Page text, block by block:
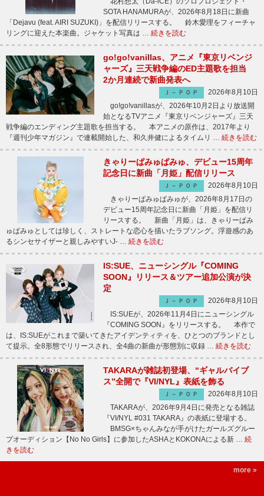
SOTA HANAMURAが、2026年8月18日に新曲
「Dejavu (feat. AIRI SUZUKI)」を配信リリースする。 鈴木愛理をフィーチャ
リングに迎えた本楽曲。ジャケット写真は … 続きを読む
go!go!vanillas、アニメ『東京リベンジ
ャーズ』三天戦争編のED主題歌を担当
2か月連続で新曲発表へ
Ｊ－ＰＯＰ
2026年8月10日
go!go!vanillasが、2026年10月2日より放送開
始となるTVアニメ『東京リベンジャーズ』三天
戦争編のエンディング主題歌を担当する。 本アニメの原作は、2017年より
『週刊少年マガジン』で連載開始した、和久井健によるタイムリ … 続きを読む
きゃりーぱみゅぱみゅ、デビュー15周年
記念日に新曲「月姫」配信リリース
Ｊ－ＰＯＰ
2026年8月10日
きゃりーぱみゅぱみゅが、2026年8月17日の
デビュー15周年記念日に新曲「月姫」を配信リ
リースする。 新曲「月姫」は、きゃりーぱみ
ゅぱみゅとしては珍しく、ストレートな恋心を描いたラブソング。浮遊感のあ
るシンセサイザーと親しみやすいJ- … 続きを読む
IS:SUE、ニューシングル『COMING
SOON』リリース＆ツアー追加公演が決
定
Ｊ－ＰＯＰ
2026年8月10日
IS:SUEが、2026年11月4日にニューシングル
『COMING SOON』をリリースする。 本作で
は、IS:SUEがこれまで築いてきたアイデンティティを、ひとつのブランドとし
て提示。全8形態でリリースされ、全4曲の新曲が形態別に収録 … 続きを読む
TAKARAが雑誌初登場、“ギャルバイブ
ス”全開で『VI/NYL』表紙を飾る
Ｊ－ＰＯＰ
2026年8月10日
TAKARAが、2026年9月4日に発売となる雑誌
『VI/NYL #031 TAKARA』の表紙に登場する。
BMSG×ちゃんみなが手がけたガールズグルー
プオーディション【No No Girls】に参加したASHAとKOKONAによる新 … 続
きを読む
more »